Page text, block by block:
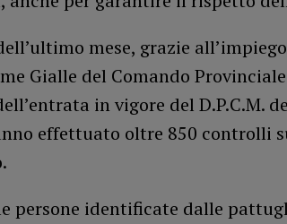
mese, grazie
Gialle del Comando
in vigore del D.P.C.M.
effettuato oltre 850 controlli
persone identificate dalle